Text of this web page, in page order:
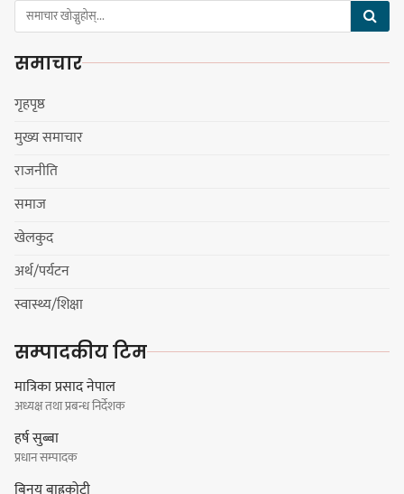
समाचार
गृहपृष्ठ
मुख्य समाचार
राजनीति
समाज
खेलकुद
अर्थ/पर्यटन
स्वास्थ्य/शिक्षा
सम्पादकीय टिम
मात्रिका प्रसाद नेपाल
अध्यक्ष तथा प्रबन्ध निर्देशक
हर्ष सुब्बा
प्रधान सम्पादक